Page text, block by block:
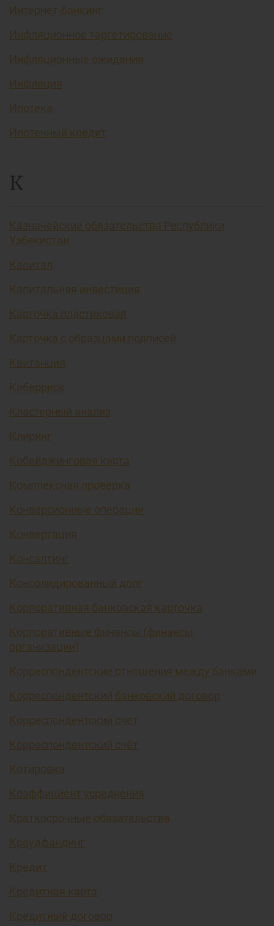
Интернет-банкинг
Инфляционное таргетирование
Инфляционные ожидания
Инфляция
Ипотека
Ипотечный кредит
К
Казначейские обязательства Республики
Узбекистан
Капитал
Капитальная инвестиция
Карточка пластиковая
Карточка с образцами подписей
Квитанция
Киберриск
Кластерный анализ
Клиринг
Кобейджинговая карта
Комплексная проверка
Конверсионные операции
Конвертация
Консалтинг
Консолидированный долг
Корпоративная банковская карточка
Корпоративные финансы (финансы
организации)
Корреспондентские отношения между банками
Корреспондентский банковский договор
Корреспондентский счет
Корреспондентский счёт
Котировка
Коэффициент усреднения
Краткосрочные обязательства
Краудфандинг
Кредит
Кредитная карта
Кредитный договор